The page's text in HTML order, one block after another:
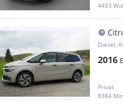
4493
150
Diesel,
2016
Privat
8384